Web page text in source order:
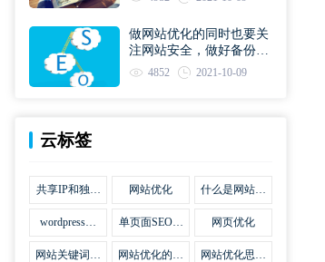
做网站优化的同时也要关
注网站安全，做好备份工
作 4852 2021-10-09
云标签
共享IP和独立
网站优化
什么是网站优
wordpress网
集插件
单页面SEO网
网页优化
网站关键词优
网站优化的误
网站优化思路